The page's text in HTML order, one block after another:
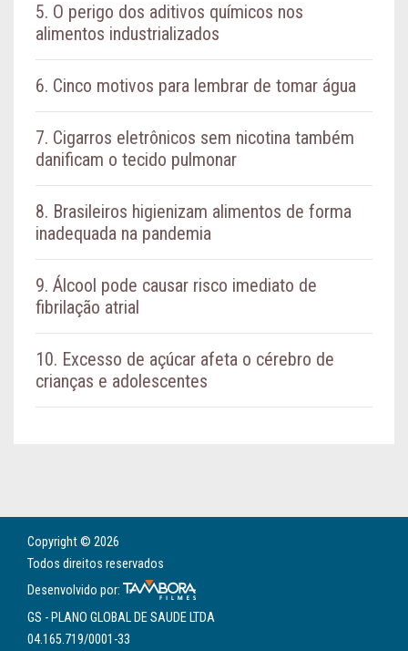
5. O perigo dos aditivos químicos nos
alimentos industrializados
6. Cinco motivos para lembrar de tomar água
7. Cigarros eletrônicos sem nicotina também
danificam o tecido pulmonar
8. Brasileiros higienizam alimentos de forma
inadequada na pandemia
9. Álcool pode causar risco imediato de
fibrilação atrial
10. Excesso de açúcar afeta o cérebro de
crianças e adolescentes
Copyright © 2026
Todos direitos reservados
Desenvolvido por:
GS - PLANO GLOBAL DE SAUDE LTDA
04.165.719/0001-33